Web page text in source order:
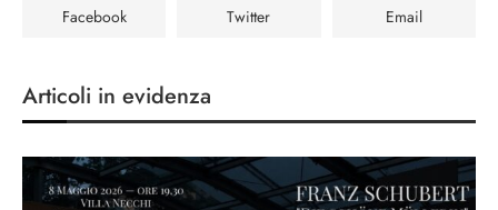
Facebook Twitter Email
Articoli in evidenza